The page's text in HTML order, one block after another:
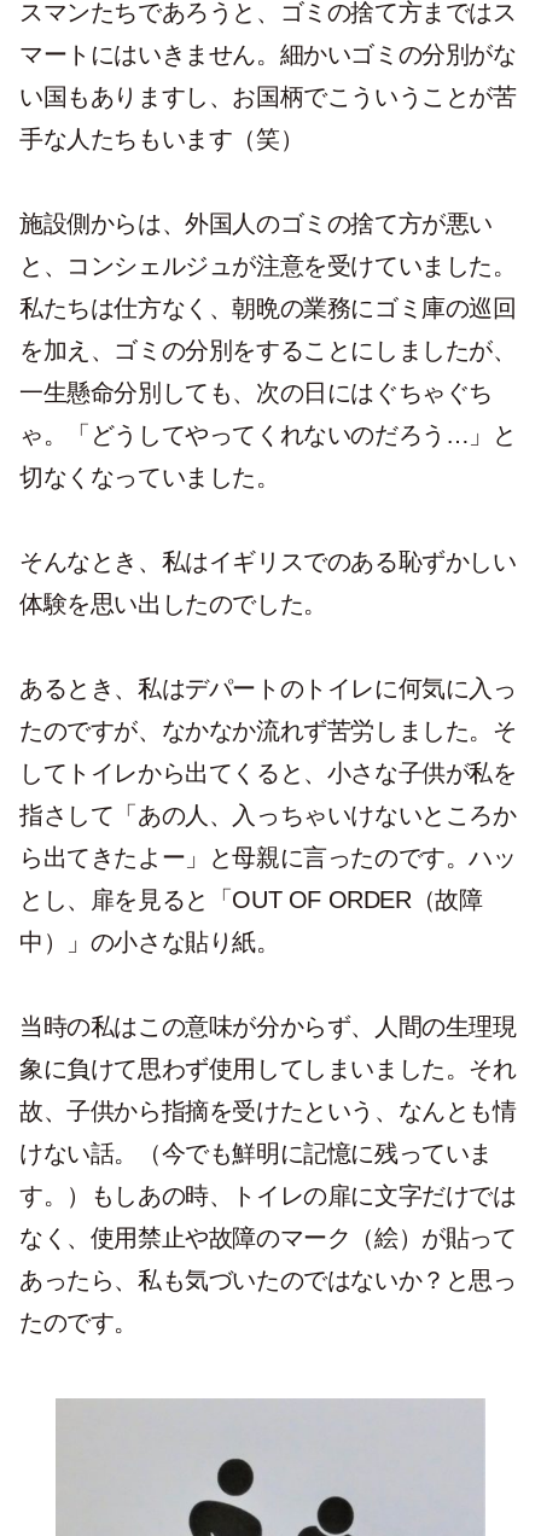
スマンたちであろうと、ゴミの捨て方まではス
マートにはいきません。細かいゴミの分別がな
い国もありますし、お国柄でこういうことが苦
手な人たちもいます（笑）
施設側からは、外国人のゴミの捨て方が悪い
と、コンシェルジュが注意を受けていました。
私たちは仕方なく、朝晩の業務にゴミ庫の巡回
を加え、ゴミの分別をすることにしましたが、
一生懸命分別しても、次の日にはぐちゃぐち
ゃ。「どうしてやってくれないのだろう…」と
切なくなっていました。
そんなとき、私はイギリスでのある恥ずかしい
体験を思い出したのでした。
あるとき、私はデパートのトイレに何気に入っ
たのですが、なかなか流れず苦労しました。そ
してトイレから出てくると、小さな子供が私を
指さして「あの人、入っちゃいけないところか
ら出てきたよー」と母親に言ったのです。ハッ
とし、扉を見ると「OUT OF ORDER（故障
中）」の小さな貼り紙。
当時の私はこの意味が分からず、人間の生理現
象に負けて思わず使用してしまいました。それ
故、子供から指摘を受けたという、なんとも情
けない話。（今でも鮮明に記憶に残っていま
す。）もしあの時、トイレの扉に文字だけでは
なく、使用禁止や故障のマーク（絵）が貼って
あったら、私も気づいたのではないか？と思っ
たのです。